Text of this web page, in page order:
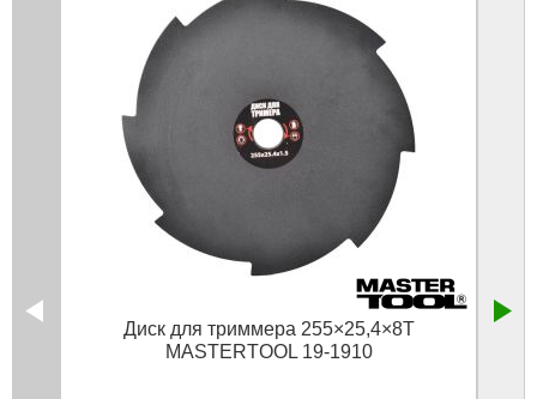
Диск для триммера 255×25,4×8Т
MASTERTOOL 19-1910